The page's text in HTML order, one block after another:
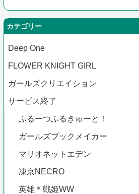
カテゴリー
Deep One
FLOWER KNIGHT GIRL
ガールズクリエイション
サービス終了
ふるーつふるきゅーと！
ガールズブックメイカー
マリオネットエデン
凍京NECRO
英雄＊戦姫WW